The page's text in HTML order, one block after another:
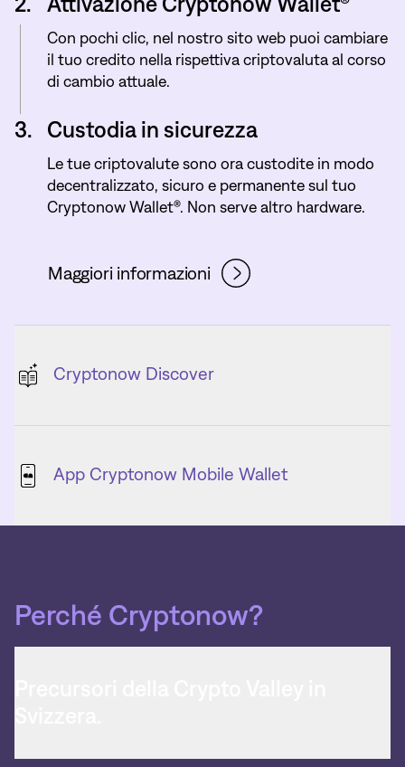
Con pochi clic, nel nostro sito web puoi cambiare
il tuo credito nella rispettiva criptovaluta al corso
di cambio attuale.
3. Custodia in sicurezza
Le tue criptovalute sono ora custodite in modo
decentralizzato, sicuro e permanente sul tuo
Cryptonow Wallet®. Non serve altro hardware.
Maggiori informazioni
Cryptonow Discover
App Cryptonow Mobile Wallet
Perché Cryptonow?